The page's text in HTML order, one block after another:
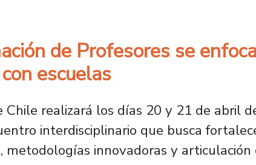
de Profesores se
escuelas
Chile realizará los días 20 y 21 de abril
interdisciplinario que busca
metodologías innovadoras y articulación